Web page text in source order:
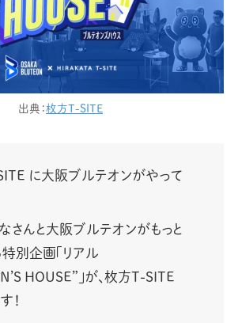
出典：枚方T-SITE
に大阪ブルテオンがやって
さんと大阪ブルテオンがもっと
別企画「リアル
HOUSE”」が、枚方T-SITE
！